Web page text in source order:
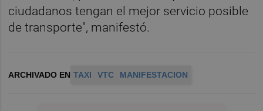
ciudadanos tengan el mejor servicio posible
de transporte", manifestó.
ARCHIVADO EN TAXI VTC MANIFESTACION